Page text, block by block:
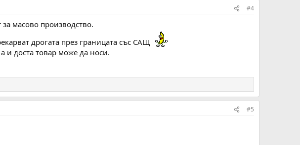
#4
масово производство.
дрогата през границата със САЩ
и доста товар може да носи.
#5